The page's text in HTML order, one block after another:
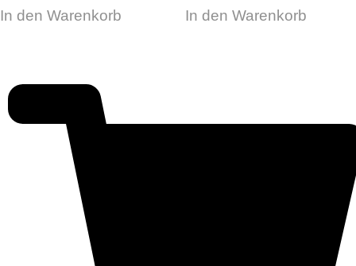
In den Warenkorb
In den Warenkorb